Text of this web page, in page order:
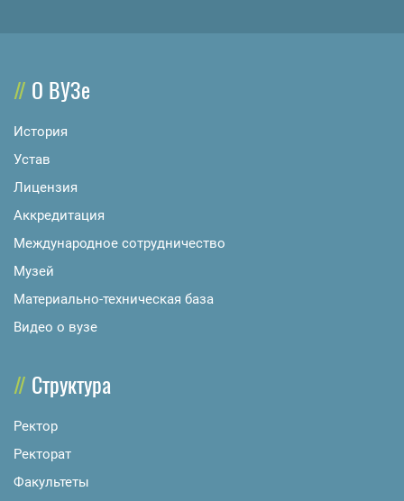
О ВУЗе
История
Устав
Лицензия
Аккредитация
Международное сотрудничество
Музей
Материально-техническая база
Видео о вузе
Структура
Ректор
Ректорат
Факультеты